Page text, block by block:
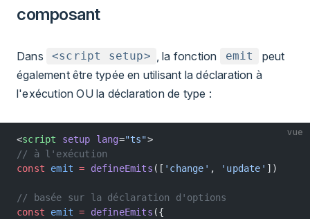
composant
Dans <script setup> , la fonction emit
peut
également être typée en utilisant la déclaration à
l'exécution OU la déclaration de type :
vue
<script setup lang="ts">
// à l'exécution
const emit = defineEmits ([ 'change' , 'update' ])
// basée sur la déclaration d'options
const emit = defineEmits ({